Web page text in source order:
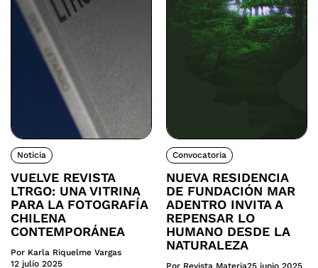
Noticia
VUELVE REVISTA
LTRGO: UNA VITRINA
PARA LA FOTOGRAFÍA
CHILENA
CONTEMPORÁNEA
Por Karla Riquelme Vargas
12 julio 2025
Convocatoria
NUEVA RESIDENCIA
DE FUNDACIÓN MAR
ADENTRO INVITA A
REPENSAR LO
HUMANO DESDE LA
NATURALEZA
Por Revista Materia25 junio 2025